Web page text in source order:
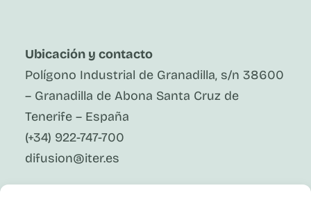
Ubicación y contacto
Polígono Industrial de Granadilla, s/n 38600
– Granadilla de Abona Santa Cruz de
Tenerife – España
(+34) 922-747-700
difusion@iter.es
Síguenos En Redes Sociales